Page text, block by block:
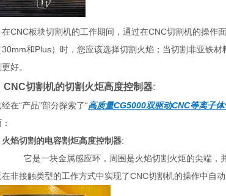
接H型钢生产
Z20大型自动H型钢组立点焊
YTJ系
板块切割机的工作期间，通过在CNC切割机的操作
和Plus）时，您应该选择切割火焰；当切割非亚铁
好。
CNC切割机的切割火炬高度控制器:
在“产品”部分探索了“高质量CG5000双驱动CNC等离子
火焰切割的电容割炬高度控制器:
它是一块金属感应环，周围是火焰切割火炬的尖端，并
非接触类型的工作方式中实现了CNC切割机的操作中自